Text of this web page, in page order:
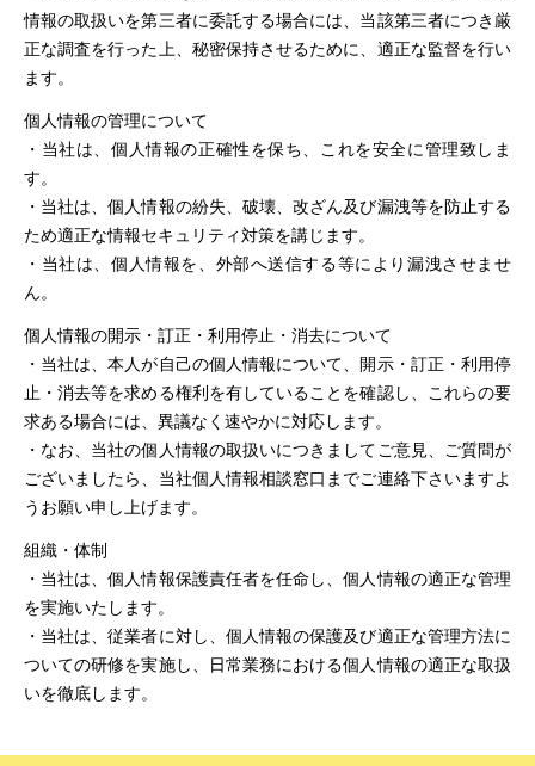
情報の取扱いを第三者に委託する場合には、当該第三者につき厳
正な調査を行った上、秘密保持させるために、適正な監督を行い
ます。
個人情報の管理について
・当社は、個人情報の正確性を保ち、これを安全に管理致しま
す。
・当社は、個人情報の紛失、破壊、改ざん及び漏洩等を防止する
ため適正な情報セキュリティ対策を講じます。
・当社は、個人情報を、外部へ送信する等により漏洩させませ
ん。
個人情報の開示・訂正・利用停止・消去について
・当社は、本人が自己の個人情報について、開示・訂正・利用停
止・消去等を求める権利を有していることを確認し、これらの要
求ある場合には、異議なく速やかに対応します。
・なお、当社の個人情報の取扱いにつきましてご意見、ご質問が
ございましたら、当社個人情報相談窓口までご連絡下さいますよ
うお願い申し上げます。
組織・体制
・当社は、個人情報保護責任者を任命し、個人情報の適正な管理
を実施いたします。
・当社は、従業者に対し、個人情報の保護及び適正な管理方法に
ついての研修を実施し、日常業務における個人情報の適正な取扱
いを徹底します。